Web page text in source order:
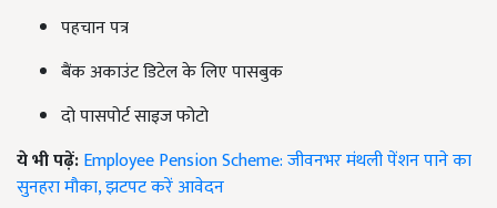
पहचान पत्र
बैंक अकाउंट डिटेल के लिए पासबुक
दो पासपोर्ट साइज फोटो
ये भी पढ़ें:Employee Pension Scheme: जीवनभर मंथली पेंशन पाने का
सुनहरा मौका, झटपट करें आवेदन